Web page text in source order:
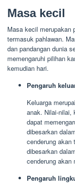
Masa kecil
Masa kecil merupakan
termasuk pahlawan.
dan pandangan dunia
memengaruhi pilihan
kemudian hari.
Pengaruh
Keluarga
anak. Nilai-nilai,
dapat
dibesarkan
cenderung akan
dibesarkan
cenderung akan
Pengaruh